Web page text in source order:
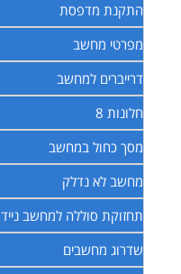
התקנת מדפסת
מפרטי מחשב
דרייברים למחשב
חלונות 8
מסך כחול במחשב
מחשב לא נדלק
תחזוקת סוללה למחשב נייד
שדרוג מחשבים